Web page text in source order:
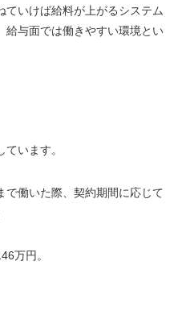
いけば給料が上がるシステム
給与面では働きやすい環境とい
います。
で働いた際、契約期間に応じて
万円。